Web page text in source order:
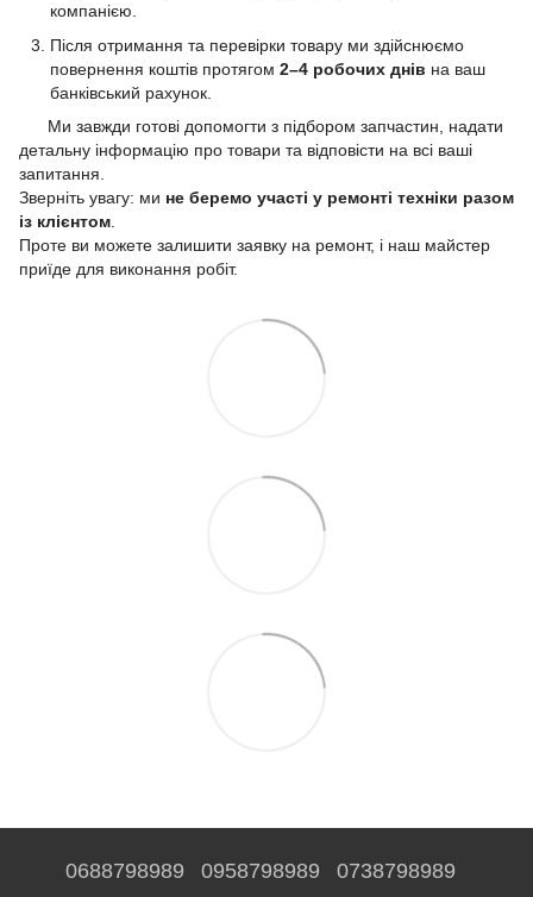
компанією.
Після отримання та перевірки товару ми здійснюємо
повернення коштів протягом 2–4 робочих днів на ваш
банківський рахунок.
Ми завжди готові допомогти з підбором запчастин, надати
детальну інформацію про товари та відповісти на всі ваші
запитання.
Зверніть увагу: ми не беремо участі у ремонті техніки разом
із клієнтом
Проте ви можете залишити заявку на ремонт, і наш майстер
приїде для виконання робіт.
0688798989 0958798989 0738798989